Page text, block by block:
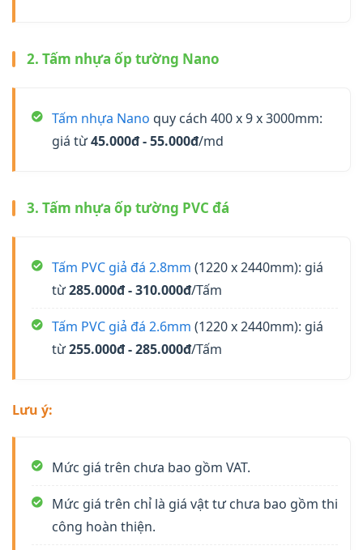
2. Tấm nhựa ốp tường Nano
Tấm nhựa Nano quy cách 400 x 9 x 3000mm:
giá từ45.000đ - 55.000đ/md
3. Tấm nhựa ốp tường PVC đá
Tấm PVC giả đá 2.8mm (1220 x 2440mm): giá
từ285.000đ - 310.000đ/Tấm
Tấm PVC giả đá 2.6mm (1220 x 2440mm): giá
từ255.000đ - 285.000đ/Tấm
Lưu ý:
Mức giá trên chưa bao gồm VAT.
Mức giá trên chỉ là giá vật tư chưa bao gồm thi
công hoàn thiện.